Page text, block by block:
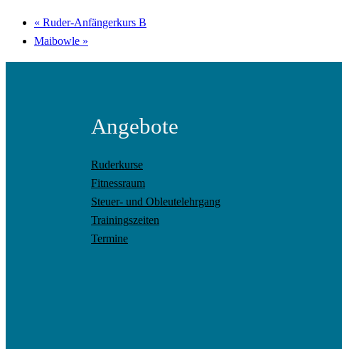
« Ruder-Anfängerkurs B
Maibowle »
Angebote
Ruderkurse
Fitnessraum
Steuer- und Obleutelehrgang
Trainingszeiten
Termine